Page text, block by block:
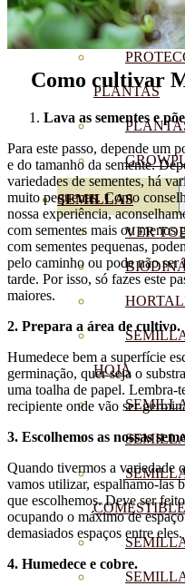
PLANTAS
SEMILLAS
VER
HOJA
Como cultivar
Lava as sementes e
Para este passo, depende um
e do tamanho da semente.
variedades de sementes, há
muito pequenas. Como
nossa experiência,
com sementes mais ou menos
com sementes pequenas,
pelo caminho ou pode não ser
tarde. Por isso, só fazes este
maiores.
2. Prepara a área de cultivo.
Humedece bem a superfície
germinação, quer seja o
uma toalha de papel. Lembra-
recipiente onde vão ser
3. Escolhemos as nossas
Quando tivermos a variedade
vamos utilizar, espalhamo-las
que escolhemos. Deve ser
ocupando o máximo de
demasiados espaços entre eles.
4. Humedece e cobre.